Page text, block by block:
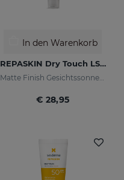
In den Warenkorb
REPASKIN Dry Touch LSF50+
Matte Finish Gesichtssonnencreme
€ 28,95